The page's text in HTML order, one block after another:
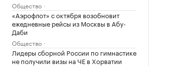
Общество
«Аэрофлот» с октября возобновит
ежедневные рейсы из Москвы в Абу-
Даби
Общество
Лидеры сборной России по гимнастике
не получили визы на ЧЕ в Хорватии